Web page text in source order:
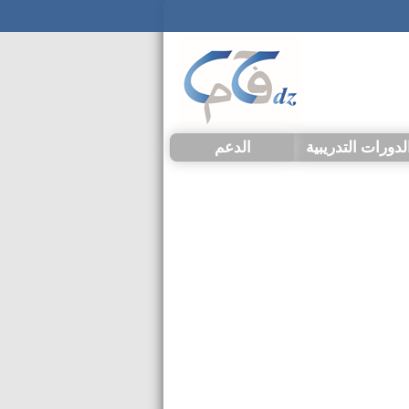
الدورات التدريبية الدعم